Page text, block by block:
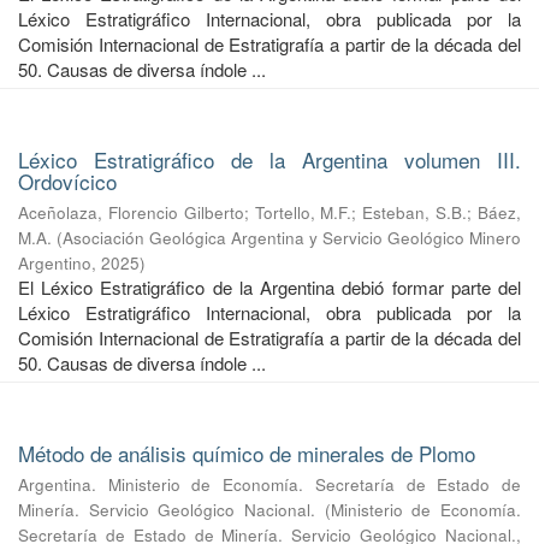
Léxico Estratigráfico Internacional, obra publicada por la
Comisión Internacional de Estratigrafía a partir de la década del
50. Causas de diversa índole ...
Léxico Estratigráfico de la Argentina volumen III.
Ordovícico
Aceñolaza, Florencio Gilberto; Tortello, M.F.; Esteban, S.B.; Báez,
M.A. (Asociación Geológica Argentina y Servicio Geológico Minero
Argentino, 2025)
El Léxico Estratigráfico de la Argentina debió formar parte del
Léxico Estratigráfico Internacional, obra publicada por la
Comisión Internacional de Estratigrafía a partir de la década del
50. Causas de diversa índole ...
Método de análisis químico de minerales de Plomo
Argentina. Ministerio de Economía. Secretaría de Estado de
Minería. Servicio Geológico Nacional. (Ministerio de Economía.
Secretaría de Estado de Minería. Servicio Geológico Nacional.,